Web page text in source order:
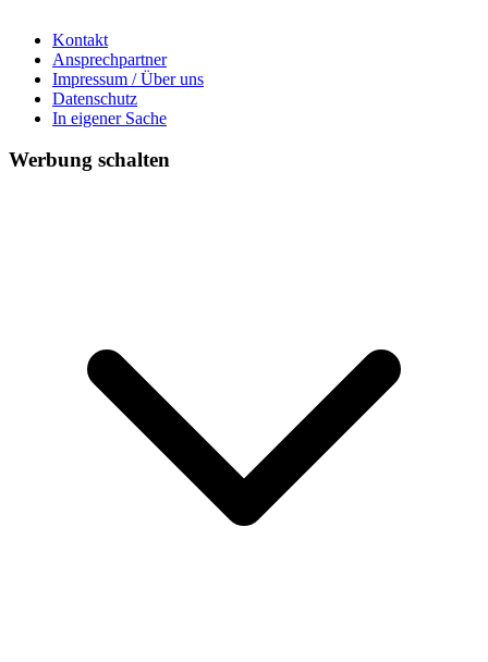
Kontakt
Ansprechpartner
Impressum / Über uns
Datenschutz
In eigener Sache
Werbung schalten